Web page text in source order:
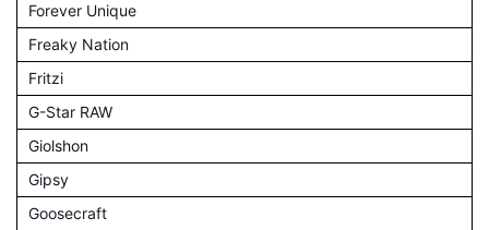
Forever Unique
Freaky Nation
Fritzi
G-Star RAW
Giolshon
Gipsy
Goosecraft